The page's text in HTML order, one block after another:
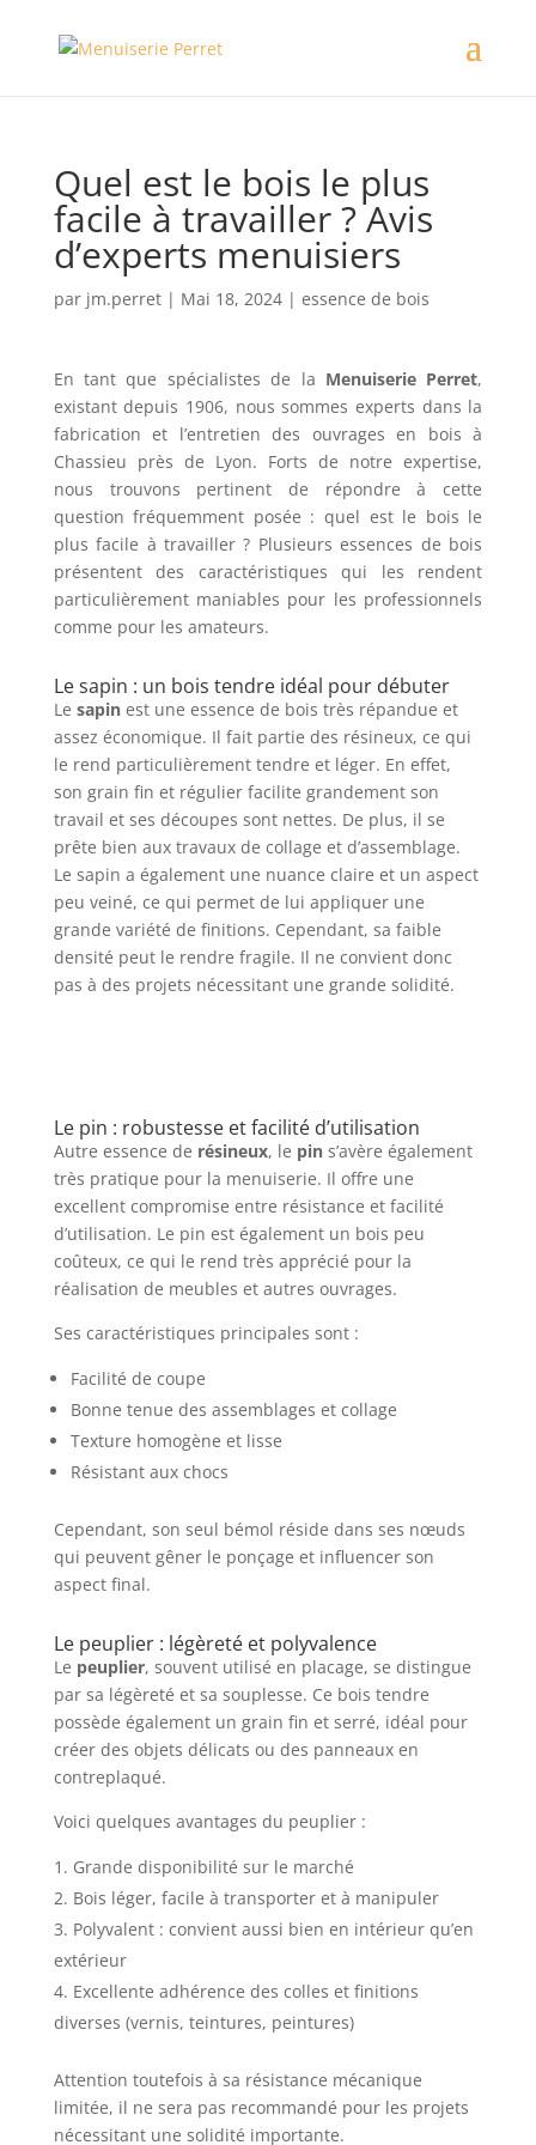
Quel est le bois le plus
facile à travailler ? Avis
d’experts menuisiers
par jm.perret| Mai 18, 2024| essence de bois
En tant que spécialistes de la Menuiserie Perret,
existant depuis 1906, nous sommes experts dans la
fabrication et l’entretien des ouvrages en bois à
Chassieu près de Lyon. Forts de notre expertise,
nous trouvons pertinent de répondre à cette
question fréquemment posée : quel est le bois le
plus facile à travailler ? Plusieurs essences de bois
présentent des caractéristiques qui les rendent
particulièrement maniables pour les professionnels
comme pour les amateurs.
Le sapin : un bois tendre idéal pour débuter
Le sapin est une essence de bois très répandue et
assez économique. Il fait partie des résineux, ce qui
le rend particulièrement tendre et léger. En effet,
son grain fin et régulier facilite grandement son
travail et ses découpes sont nettes. De plus, il se
prête bien aux travaux de collage et d’assemblage.
Le sapin a également une nuance claire et un aspect
peu veiné, ce qui permet de lui appliquer une
grande variété de finitions. Cependant, sa faible
densité peut le rendre fragile. Il ne convient donc
pas à des projets nécessitant une grande solidité.
Le pin : robustesse et facilité d’utilisation
Autre essence de résineux, le pin s’avère également
très pratique pour la menuiserie. Il offre une
excellent compromise entre résistance et facilité
d’utilisation. Le pin est également un bois peu
coûteux, ce qui le rend très apprécié pour la
réalisation de meubles et autres ouvrages.
Ses caractéristiques principales sont :
Facilité de coupe
Bonne tenue des assemblages et collage
Texture homogène et lisse
Résistant aux chocs
Cependant, son seul bémol réside dans ses nœuds
qui peuvent gêner le ponçage et influencer son
aspect final.
Le peuplier : légèreté et polyvalence
Le peuplier, souvent utilisé en placage, se distingue
par sa légèreté et sa souplesse. Ce bois tendre
possède également un grain fin et serré, idéal pour
créer des objets délicats ou des panneaux en
contreplaqué.
Voici quelques avantages du peuplier :
Grande disponibilité sur le marché
Bois léger, facile à transporter et à manipuler
Polyvalent : convient aussi bien en intérieur qu’en
extérieur
Excellente adhérence des colles et finitions
diverses (vernis, teintures, peintures)
Attention toutefois à sa résistance mécanique
limitée, il ne sera pas recommandé pour les projets
nécessitant une solidité importante.